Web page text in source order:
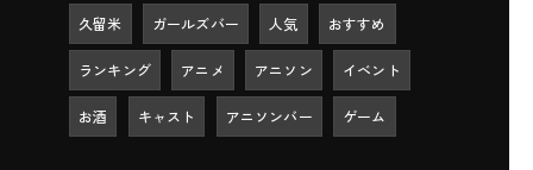
久留米 ガールズバー 人気 おすすめ
ランキング アニメ アニソン イベント
お酒 キャスト アニソンバー ゲーム